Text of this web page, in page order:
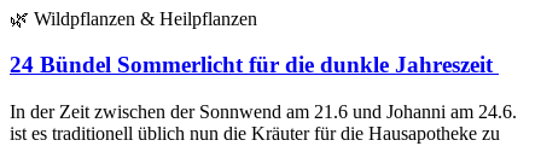
🌿 Wild­pflan­zen & Heilpflanzen
24 Bündel Sommerlicht für die dunkle Jahreszeit
In der Zeit zwi­schen der Sonn­wend am 21.6 und Johan­ni am 24.6.
ist es tra­di­tio­nell üblich nun die Kräu­ter für die Haus­apo­the­ke zu